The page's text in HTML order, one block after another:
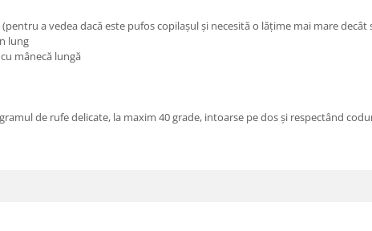
a vedea dacă este pufos copilașul și necesită o lățime mai mare decât
lung
mânecă lungă
de rufe delicate, la maxim 40 grade, intoarse pe dos și respectând